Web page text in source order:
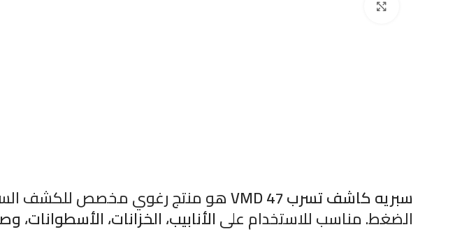
سبريه كاشف تسرب VMD 47 هو منتج رغوي مخصص للكشف
الضغط. مناسب للاستخدام علىالأنابيب، الخزانات، الأسطوانات،